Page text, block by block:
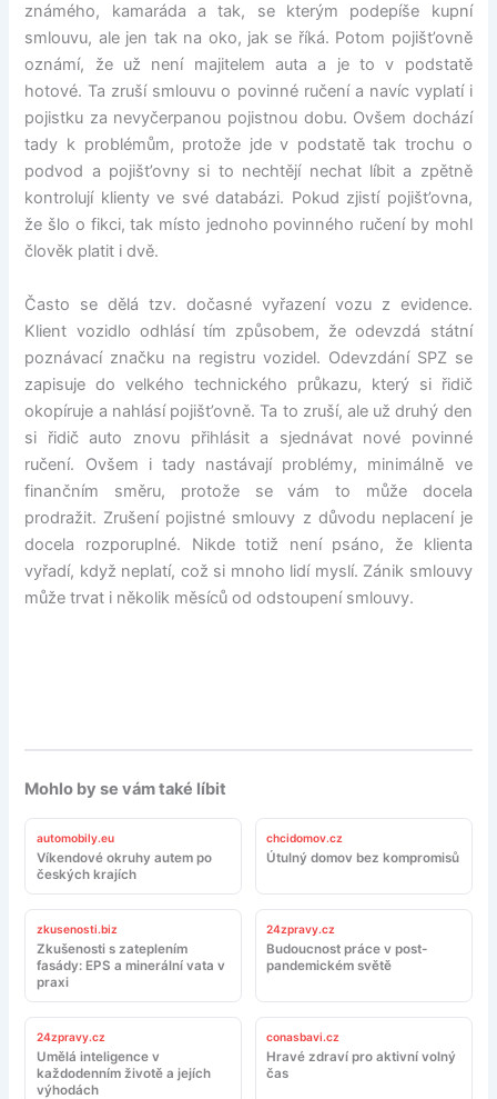
známého, kamaráda a tak, se kterým podepíše kupní
smlouvu, ale jen tak na oko, jak se říká. Potom pojišt’ovně
oznámí, že už není majitelem auta a je to v podstatě
hotové. Ta zruší smlouvu o povinné ručení a navíc vyplatí i
pojistku za nevyčerpanou pojistnou dobu. Ovšem dochází
tady k problémům, protože jde v podstatě tak trochu o
podvod a pojišt’ovny si to nechtějí nechat líbit a zpětně
kontrolují klienty ve své databázi. Pokud zjistí pojišt’ovna,
že šlo o fikci, tak místo jednoho povinného ručení by mohl
člověk platit i dvě.
Často se dělá tzv. dočasné vyřazení vozu z evidence.
Klient vozidlo odhlásí tím způsobem, že odevzdá státní
poznávací značku na registru vozidel. Odevzdání SPZ se
zapisuje do velkého technického průkazu, který si řidič
okopíruje a nahlásí pojišt’ovně. Ta to zruší, ale už druhý den
si řidič auto znovu přihlásit a sjednávat nové povinné
ručení. Ovšem i tady nastávají problémy, minimálně ve
finančním směru, protože se vám to může docela
prodražit. Zrušení pojistné smlouvy z důvodu neplacení je
docela rozporuplné. Nikde totiž není psáno, že klienta
vyřadí, když neplatí, což si mnoho lidí myslí. Zánik smlouvy
může trvat i několik měsíců od odstoupení smlouvy.
Mohlo by se vám také líbit
automobily.eu
Víkendové okruhy autem po
českých krajích
chcidomov.cz
Útulný domov bez kompromisů
zkusenosti.biz
Zkušenosti s zateplením
fasády: EPS a minerální vata v
praxi
24zpravy.cz
Budoucnost práce v post-
pandemickém světě
24zpravy.cz
Umělá inteligence v
každodenním životě a jejích
výhodách
conasbavi.cz
Hravé zdraví pro aktivní volný
čas